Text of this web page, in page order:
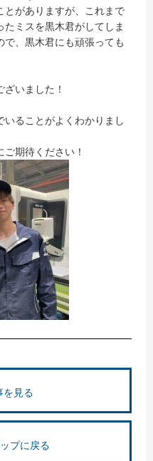
とがありますが、これまで
ミスを黒木君がしてしま
、黒木君にも頑張っても
いました！
ることがよくわかりまし
期待ください！
を見る
プに戻る